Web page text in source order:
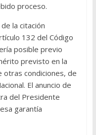
proceso.
la citación
132 del Código
posible previo
previsto en la
otras condiciones, de
El anuncio de
del Presidente
garantía